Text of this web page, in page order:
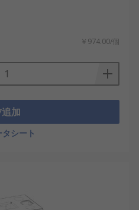
格があります。
のような用途
の両方で使用されるリ
す。学校、オフィス、
場所でリレーカバーが
種類
￥974.00/個
追加
タシート